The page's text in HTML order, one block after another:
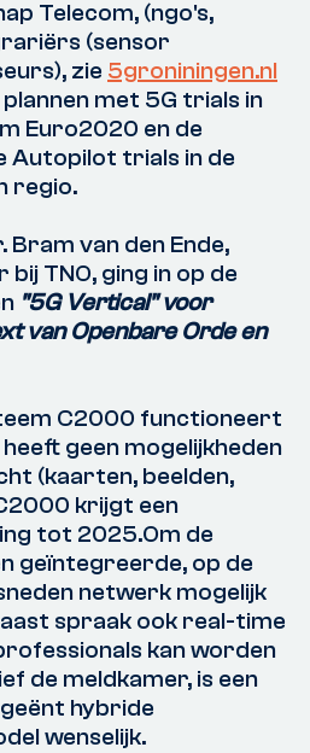
Telecom, (ngo's,
(sensor
zie 5groniningen.nl
met 5G trials in
Euro2020 en de
Autopilot trials in de
regio.
Bram van den Ende,
TNO, ging in op de
"5G Vertical" voor
van Openbare Orde en
C2000 functioneert
geen mogelijkheden
(kaarten, beelden,
krijgt een
tot 2025.Om de
geïntegreerde, op de
netwerk mogelijk
spraak ook real-time
kan worden
de meldkamer, is een
hybride
wenselijk.